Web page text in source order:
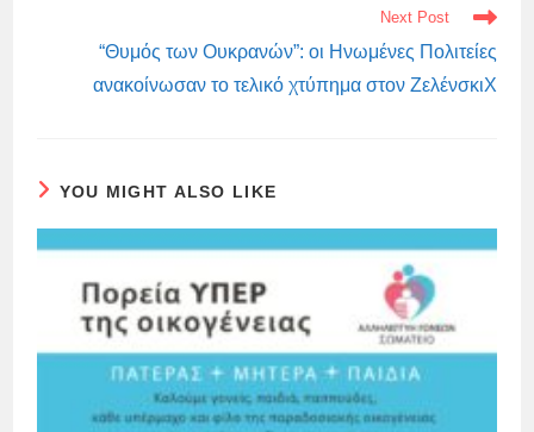
Next Post
“Θυμός των Ουκρανών”: οι Ηνωμένες Πολιτείες
ανακοίνωσαν το τελικό χτύπημα στον ΖελένσκιХ
YOU MIGHT ALSO LIKE